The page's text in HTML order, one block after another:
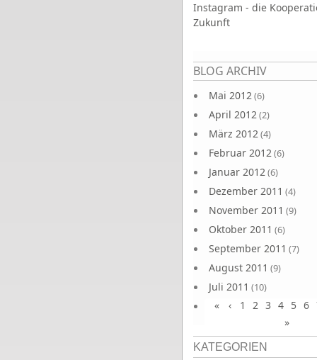
Instagram - die
Zukunft
BLOG ARCHIV
Mai 2012(6)
April 2012(2)
März 2012(4)
Februar 2012(6)
Januar 2012(6)
Dezember 2011 (4)
November 2011 (9)
Oktober 2011 (6)
September 2011 (7)
August 2011 (9)
Juli 2011 (10)
Juni 2011(9)
Seiten
« ‹ 1 2 3 4 5 6
»
KATEGORIEN